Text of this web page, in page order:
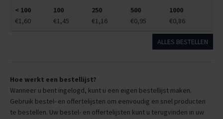
< 100
100 250 500
1000
€1,60
€1,45 €1,16 €0,95 €0,86
ALLES BESTELLEN
Hoe werkt een bestellijst?
Wanneer u bent ingelogd, kunt u een eigen bestellijst maken.
Gebruik bestel- en offertelijsten om eenvoudig en snel producten
te bestellen. Uw bestel- en offertelijsten kunt u terugvinden in uw